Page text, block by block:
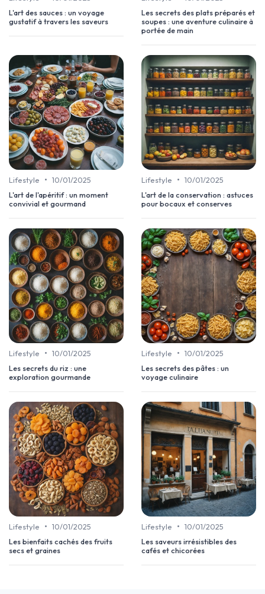
L'art des sauces : un voyage
gustatif à travers les saveurs
Les secrets des plats préparés et
soupes : une aventure culinaire à
portée de main
Lifestyle • 10/01/2025
L'art de l'apéritif : un moment
convivial et gourmand
Lifestyle • 10/01/2025
L'art de la conservation : astuces
pour bocaux et conserves
Lifestyle • 10/01/2025
Les secrets du riz : une
exploration gourmande
Lifestyle • 10/01/2025
Les secrets des pâtes : un
voyage culinaire
Lifestyle • 10/01/2025
Les bienfaits cachés des fruits
secs et graines
Lifestyle • 10/01/2025
Les saveurs irrésistibles des
cafés et chicorées